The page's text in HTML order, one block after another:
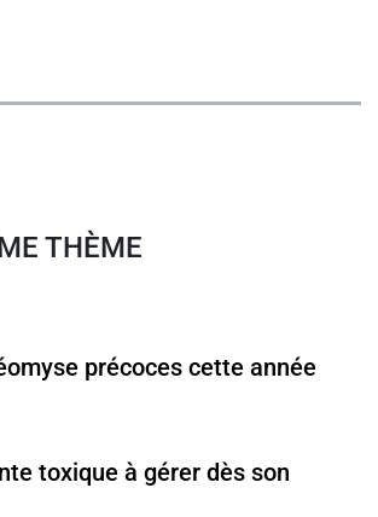
THÈME
précoces cette année
toxique à gérer dès son